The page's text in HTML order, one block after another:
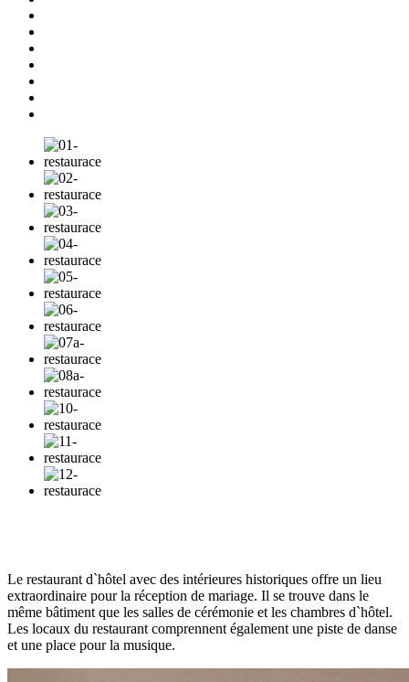
Le restaurant d`hôtel avec des intérieures historiques offre un lieu
extraordinaire pour la réception de mariage. Il se trouve dans le
même bâtiment que les salles de cérémonie et les chambres d`hôtel.
Les locaux du restaurant comprennent également une piste de danse
et une place pour la musique.